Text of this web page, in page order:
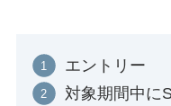
エントリー
対象期間中に